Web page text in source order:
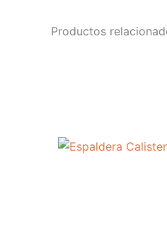
Productos